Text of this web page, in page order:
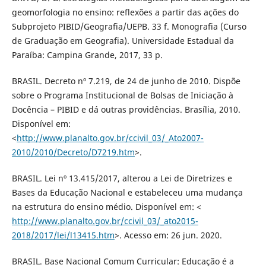
geomorfologia no ensino: reflexões a partir das ações do
Subprojeto PIBID/Geografia/UEPB. 33 f. Monografia (Curso
de Graduação em Geografia). Universidade Estadual da
Paraíba: Campina Grande, 2017, 33 p.
BRASIL. Decreto nº 7.219, de 24 de junho de 2010. Dispõe
sobre o Programa Institucional de Bolsas de Iniciação à
Docência – PIBID e dá outras providências. Brasília, 2010.
Disponível em:
<http://www.planalto.gov.br/ccivil_03/_Ato2007-
2010/2010/Decreto/D7219.htm>.
BRASIL. Lei nº 13.415/2017, alterou a Lei de Diretrizes e
Bases da Educação Nacional e estabeleceu uma mudança
na estrutura do ensino médio. Disponível em: <
http://www.planalto.gov.br/ccivil_03/_ato2015-
2018/2017/lei/l13415.htm>. Acesso em: 26 jun. 2020.
BRASIL. Base Nacional Comum Curricular: Educação é a